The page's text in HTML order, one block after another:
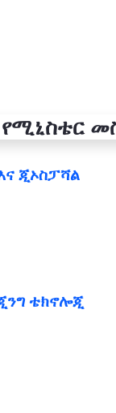
የሚኒስቴር
ጂኦስፓሻል
ቴክኖሎጂ